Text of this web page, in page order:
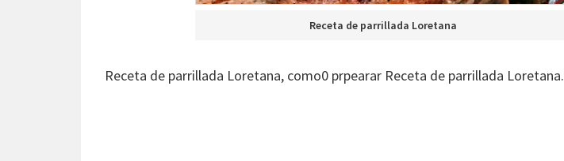
Receta de parrillada Loretana
Receta de parrillada Loretana, como0 prpearar Receta de parrillada Loretana.